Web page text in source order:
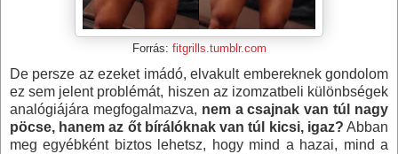
Forrás: fitgrills.tumblr.com
De persze az ezeket imádó, elvakult embereknek gondolom
ez sem jelent problémát, hiszen az izomzatbeli különbségek
analógiájára megfogalmazva, nem a csajnak van túl nagy
pöcse, hanem az őt bírálóknak van túl kicsi, igaz? Abban
meg egyébként biztos lehetsz, hogy mind a hazai, mind a